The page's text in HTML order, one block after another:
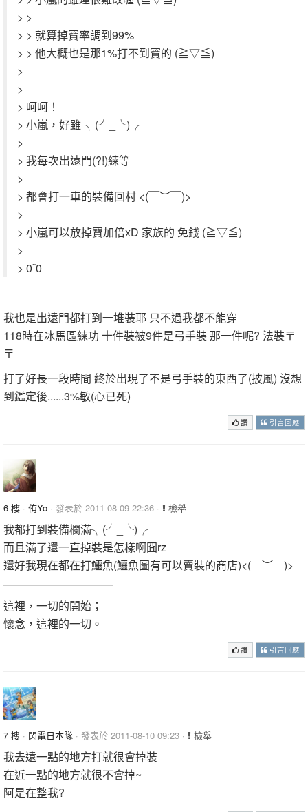
> >
> > 就算掉寶率調到99%
> > 他大概也是那1%打不到寶的 (≧▽≦)
>
>
> 呵呵！
> 小嵐，好雖 ╮(╯_╰)╭
>
> 我每次出遠門(?!)練等
>
> 都會打一車的裝備回村 <(￣︶￣)>
>
> 小嵐可以放掉寶加倍xD 家族的 免錢 (≧▽≦)
>
> 0ˇ0
我也是出遠門都打到一堆裝耶 只不過我都不能穿
118時在冰馬區練功 十件裝被9件是弓手裝 那一件呢? 法裝〒ˍ
〒
打了好長一段時間 終於出現了不是弓手裝的東西了(披風) 沒想
到鑑定後......3%敏(心已死)
讚 引言回應
6 樓 · 侑Yo · 發表於 2011-08-09 22:36 · 檢舉
我都打到裝備欄滿╮(╯_╰)╭
而且滿了還一直掉裝是怎樣啊囧rz
還好我現在都在打鱷魚(鱷魚圖有可以賣裝的商店)<(￣︶￣)>
這裡，一切的開始；
懷念，這裡的一切。
讚 引言回應
7 樓 · 閃電日本隊 · 發表於 2011-08-10 09:23 · 檢舉
我去遠一點的地方打就很會掉裝
在近一點的地方就很不會掉~
阿是在整我?